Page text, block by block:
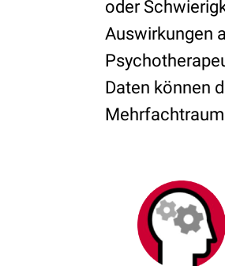
oder
Auswirkungen
Daten können